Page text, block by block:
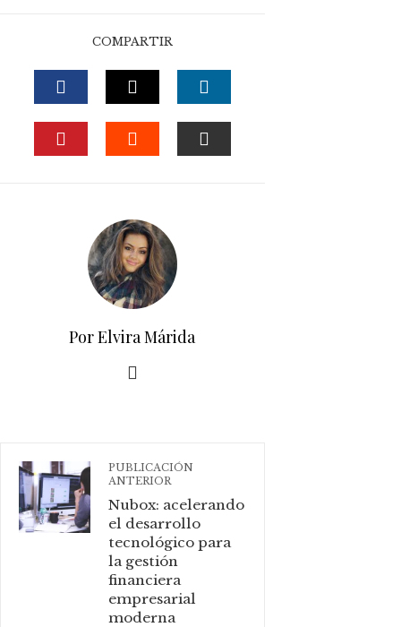
COMPARTIR
FACEBOOKTWITTERLINKEDIN
Por Elvira Márida
PUBLICACIÓN
ANTERIOR
Nubox: acelerando
el desarrollo
tecnológico para
la gestión
financiera
empresarial
moderna